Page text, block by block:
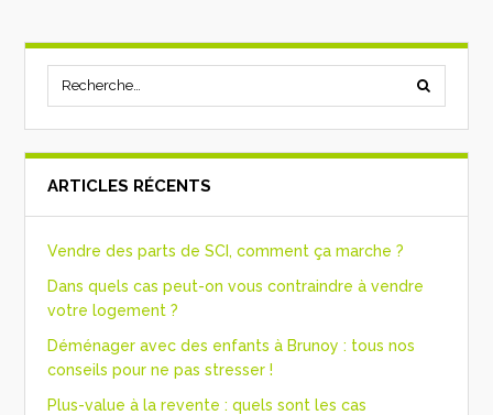
ARTICLES RÉCENTS
Vendre des parts de SCI, comment ça marche ?
Dans quels cas peut-on vous contraindre à vendre
votre logement ?
Déménager avec des enfants à Brunoy : tous nos
conseils pour ne pas stresser !
Plus-value à la revente : quels sont les cas